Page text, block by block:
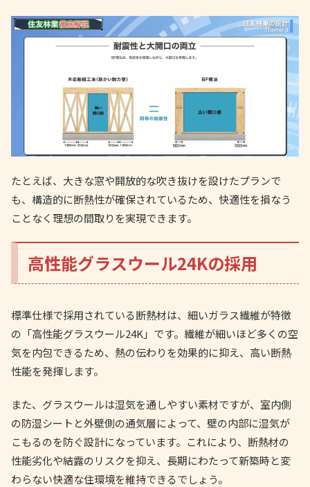
たとえば、大きな窓や開放的な吹き抜けを設けたプランで
も、構造的に断熱性が確保されているため、快適性を損なう
ことなく理想の間取りを実現できます。
高性能グラスウール24Kの採用
標準仕様で採用されている断熱材は、細いガラス繊維が特徴
の「高性能グラスウール24K」です。繊維が細いほど多くの空
気を内包できるため、熱の伝わりを効果的に抑え、高い断熱
性能を発揮します。
また、グラスウールは湿気を通しやすい素材ですが、室内側
の防湿シートと外壁側の通気層によって、壁の内部に湿気が
こもるのを防ぐ設計になっています。これにより、断熱材の
性能劣化や結露のリスクを抑え、長期にわたって新築時と変
わらない快適な住環境を維持できるでしょう。